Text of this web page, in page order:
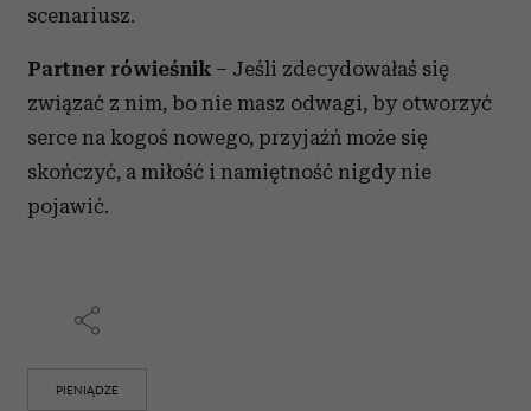
scenariusz.
Partner rówieśnik – Jeśli zdecydowałaś się
związać z nim, bo nie masz odwagi, by otworzyć
serce na kogoś nowego, przyjaźń może się
skończyć, a miłość i namiętność nigdy nie
pojawić.
PIENIĄDZE